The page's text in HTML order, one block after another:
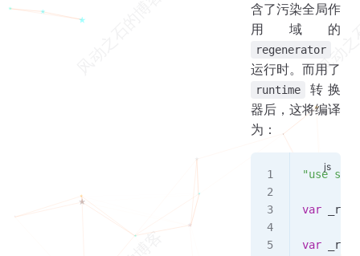
含了污染全局作
用域的
regenerator
运行时。而用了
runtime
转换
器后，这将编译
为：
"use
var
var